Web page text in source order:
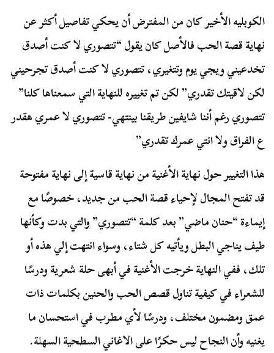
الكوبليه الأخير كان من المفترض أن يحكي تفاصيل أكثر عن
نهاية قصة الحب فالأصل كان يقول “تتصوري لا كنت أصدق
تخدعيني ويجي يوم وتتغيري، تتصوري لا كنت أصدق تجرحيني
لكن لاقيتك تقدري” لكن تم تغييره للنهاية التي سمعناها كلنا”
تتصوري رغم أننا شايفين طريقنا بينتهي- تتصوري لا عمري هقدر
ع الفراق ولا انتي عمرك تقدري”
هذا التغيير حول نهاية الأغنية من نهاية قاسية إلى نهاية مفتوحة
قد تفتح المجال لإحياء قصة الحب من جديد، خصوصًا مع
إيماءة “حنان ماضي” بعد كلمة “تتصوري” والتي بدت وكأنها
طيف يناجي البطل ويأتيه كل شتاء، وسواء انتهت إلي هذه أو
تلك، ففي النهاية خرجت الأغنية في أبهى حلة شعرية ودرسًا
للشعراء في كيفية تناول قصص الحب والحنين بكلمات ذات
عمق ومضمون مختلف، ودرسًا لأي مطرب في استحسان ما
يغنيه وأن النجاح ليس حكرًا على الاغاني السطحية السهلة.